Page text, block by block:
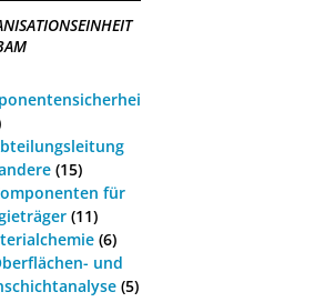
(15)
für
(11)
(6)
und
(5)